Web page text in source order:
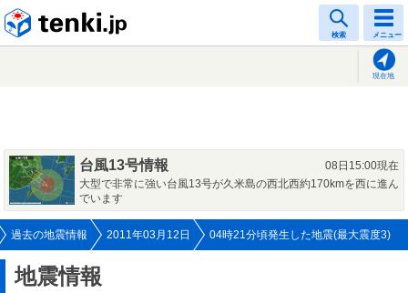
検索 メニュー
現在地
台風13号情報
08日15:00現在
大型で非常に強い台風13号が久米島の西北西約170kmを西に進ん
でいます
過去の地震情報 2011年03月12日 04時21分頃発生した地震(最大震度3)
地震情報